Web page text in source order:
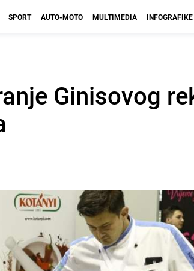
SPORT AUTO-MOTO MULTIMEDIA INFOGRAFIKE
Ginisovog